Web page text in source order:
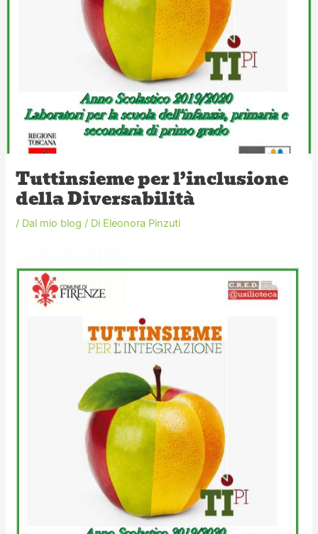
Tuttinsieme per l’inclusione
della Diversabilità
/ Dal mio blog / Di Eleonora Pinzuti